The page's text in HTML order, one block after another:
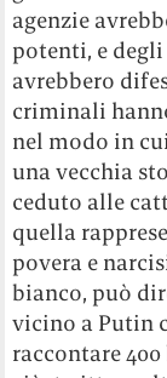
agenzie
potenti, e degli
avrebbero
criminali
nel modo in
una vecchia
ceduto alle
quella
povera e
bianco, può
vicino a Putin
raccontare